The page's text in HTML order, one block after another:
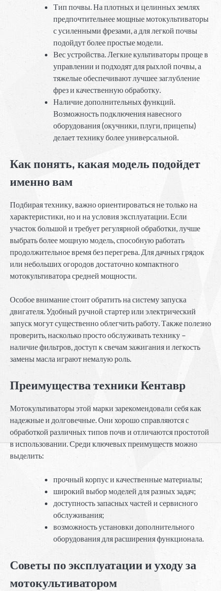
Тип почвы. На плотных и целинных землях
предпочтительнее мощные мотокультиваторы
с усиленными фрезами, а для легкой почвы
подойдут более простые модели.
Вес устройства. Легкие культиваторы проще в
управлении и подходят для рыхлой почвы, а
тяжелые обеспечивают лучшее заглубление
фрез и качественную обработку.
Наличие дополнительных функций.
Возможность подключения навесного
оборудования (окучники, плуги, прицепы)
делает технику более универсальной.
Как понять, какая модель подойдет
именно вам
Подбирая технику, важно ориентироваться не только на
характеристики, но и на условия эксплуатации. Если
участок большой и требует регулярной обработки, лучше
выбрать более мощную модель, способную работать
продолжительное время без перегрева. Для дачных грядок
или небольших огородов достаточно компактного
мотокультиватора средней мощности.
Особое внимание стоит обратить на систему запуска
двигателя. Удобный ручной стартер или электрический
запуск могут существенно облегчить работу. Также полезно
проверить, насколько просто обслуживать технику –
наличие фильтров, доступ к свечам зажигания и легкость
замены масла играют немалую роль.
Преимущества техники Кентавр
Мотокультиваторы этой марки зарекомендовали себя как
надежные и долговечные. Они хорошо справляются с
обработкой различных типов почв и отличаются простотой
в использовании. Среди ключевых преимуществ можно
выделить:
прочный корпус и качественные материалы;
широкий выбор моделей для разных задач;
доступность запасных частей и сервисного
обслуживания;
возможность установки дополнительного
оборудования для расширения функционала.
Советы по эксплуатации и уходу за
мотокультиватором